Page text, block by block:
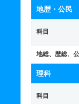
地歴・公民
科目
地総、歴総、
理科
科目